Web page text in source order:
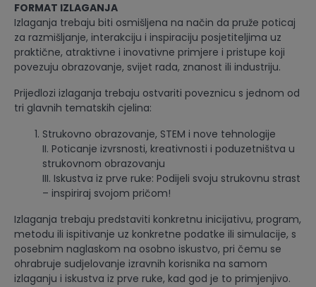
FORMAT IZLAGANJA
Izlaganja trebaju biti osmišljena na način da pruže poticaj
za razmišljanje, interakciju i inspiraciju posjetiteljima uz
praktične, atraktivne i inovativne primjere i pristupe koji
povezuju obrazovanje, svijet rada, znanost ili industriju.
Prijedlozi izlaganja trebaju ostvariti poveznicu s jednom od
tri glavnih tematskih cjelina:
Strukovno obrazovanje, STEM i nove tehnologije
II. Poticanje izvrsnosti, kreativnosti i poduzetništva u
strukovnom obrazovanju
III. Iskustva iz prve ruke: Podijeli svoju strukovnu strast
– inspiriraj svojom pričom!
Izlaganja trebaju predstaviti konkretnu inicijativu, program,
metodu ili ispitivanje uz konkretne podatke ili simulacije, s
posebnim naglaskom na osobno iskustvo, pri čemu se
ohrabruje sudjelovanje izravnih korisnika na samom
izlaganju i iskustva iz prve ruke, kad god je to primjenjivo.